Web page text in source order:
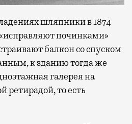
шляпники в 1874
починками»
балкон со спуском
к зданию тогда же
галерея на
ретирадой, то есть